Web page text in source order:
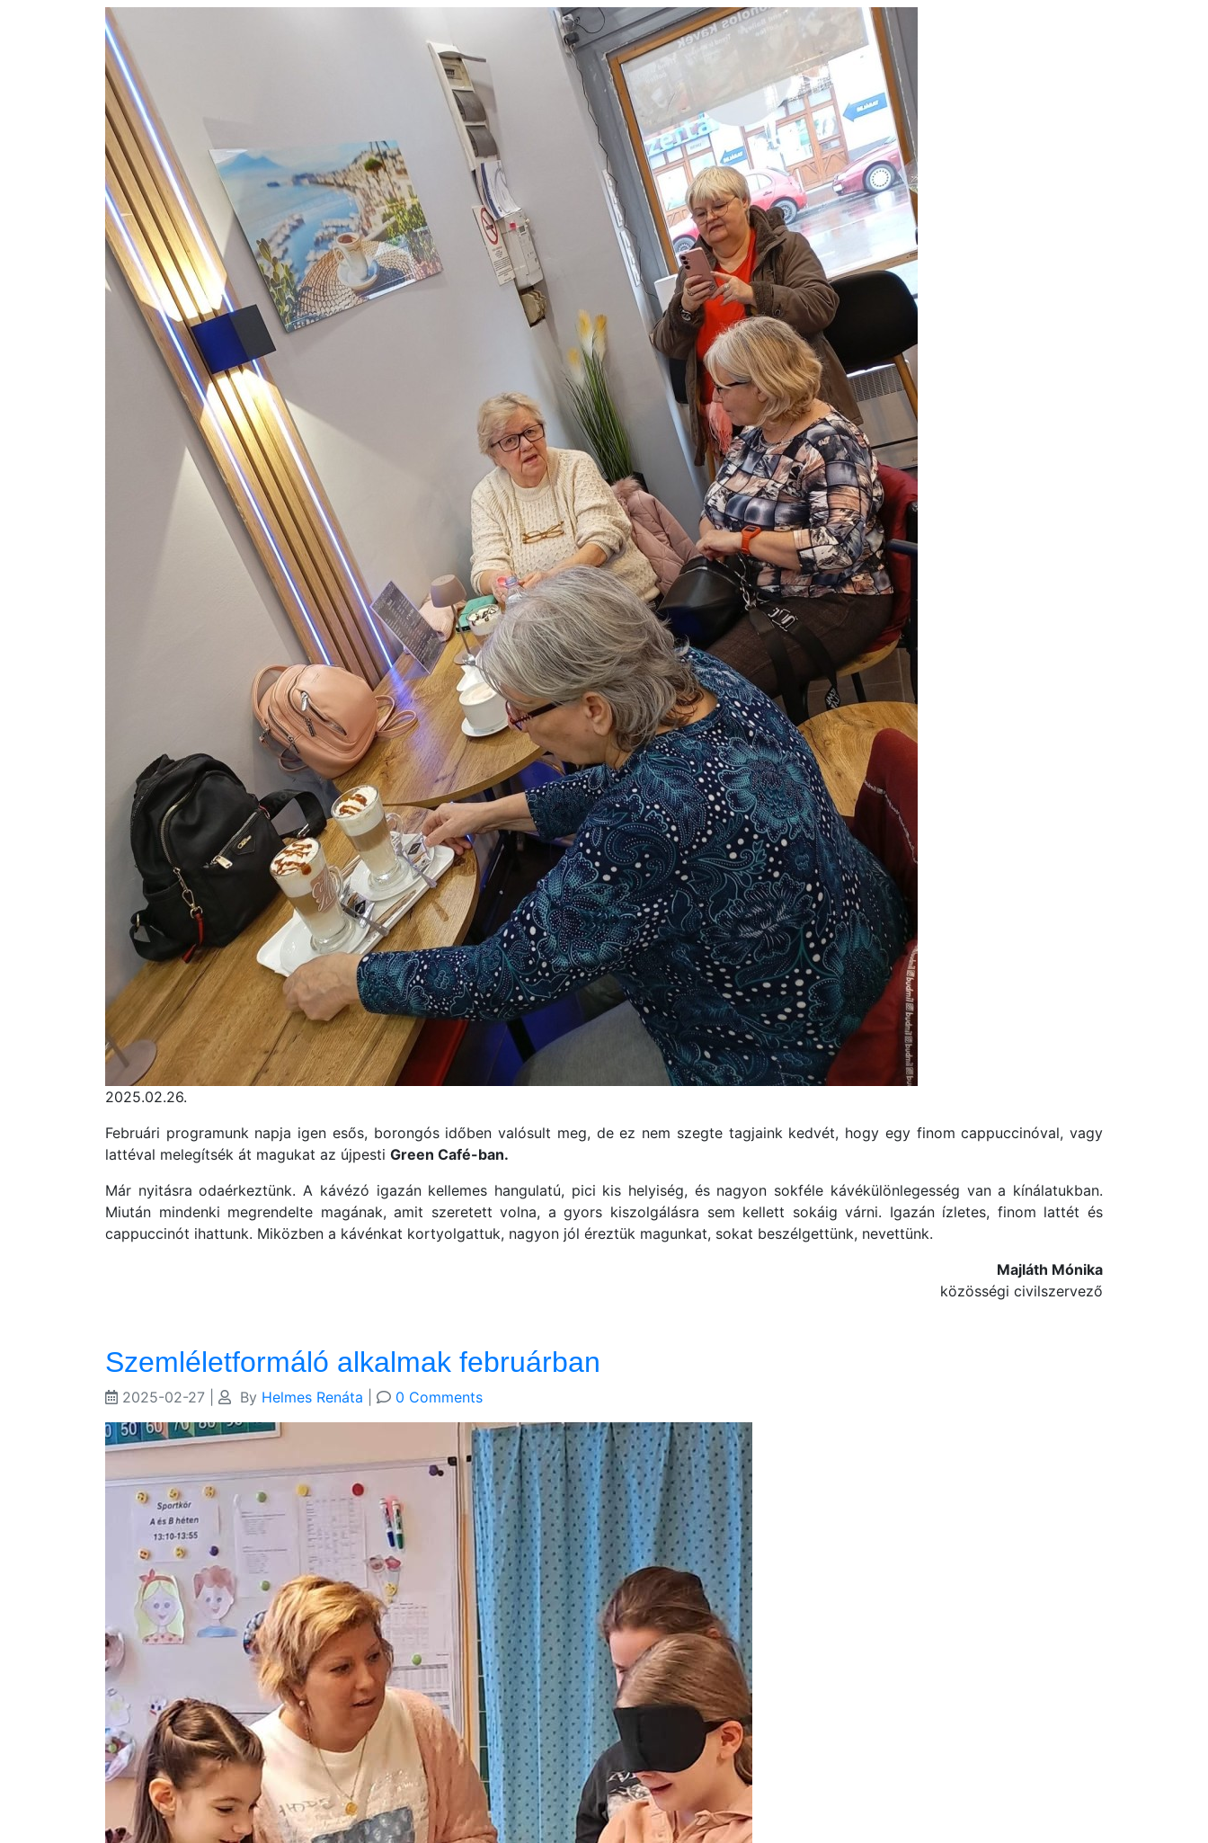
2025.02.26.
Februári programunk napja igen esős, borongós időben valósult meg, de ez nem szegte tagjaink kedvét, hogy egy finom cappuccinóval, vagy
lattéval melegítsék át magukat az újpesti Green Café-ban.
Már nyitásra odaérkeztünk. A kávézó igazán kellemes hangulatú, pici kis helyiség, és nagyon sokféle kávékülönlegesség van a kínálatukban.
Miután mindenki megrendelte magának, amit szeretett volna, a gyors kiszolgálásra sem kellett sokáig várni. Igazán ízletes, finom lattét és
cappuccinót ihattunk. Miközben a kávénkat kortyolgattuk, nagyon jól éreztük magunkat, sokat beszélgettünk, nevettünk.
Majláth Mónika
közösségi civilszervező
Szemléletformáló alkalmak februárban
2025-02-27 By Helmes Renáta 0 Comments